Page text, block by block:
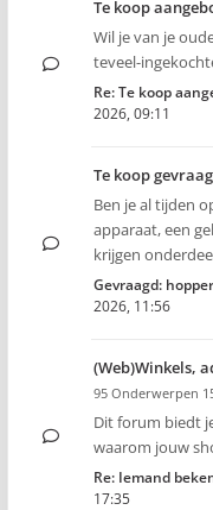
Te koop
Wil je van je
teveel-
Re: Te koop
2026, 09:11
Te koop
Ben je al tijden
apparaat, een
krijgen
Gevraagd:
2026, 11:56
(Web)Winkels,
95 Onderwerpen
Dit forum biedt
waarom jouw
Re: Iemand
17:35